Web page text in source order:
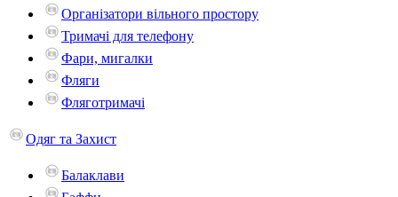
Організатори вільного простору
Тримачі для телефону
Фари, мигалки
Фляги
Фляготримачі
Одяг та Захист
Балаклави